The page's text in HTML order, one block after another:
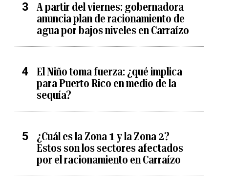
A partir del viernes: gobernadora
anuncia plan de racionamiento de
agua por bajos niveles en Carraízo
El Niño toma fuerza: ¿qué implica
para Puerto Rico en medio de la
sequía?
¿Cuál es la Zona 1 y la Zona 2?
Estos son los sectores afectados
por el racionamiento en Carraízo